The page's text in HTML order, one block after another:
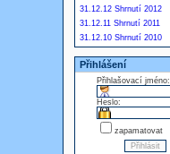
31.12.12 Shrnutí 2012
31.12.11 Shrnutí 2011
31.12.10 Shrnutí 2010
Přihlášení
Přihlašovací jméno:
Heslo:
zapamatovat